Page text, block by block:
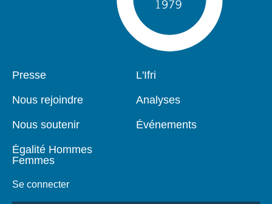
Pied
Presse
Nous rejoindre
Nous soutenir
Égalité Hommes
Femmes
Se connecter
Navigation
L'Ifri
Analyses
Événements